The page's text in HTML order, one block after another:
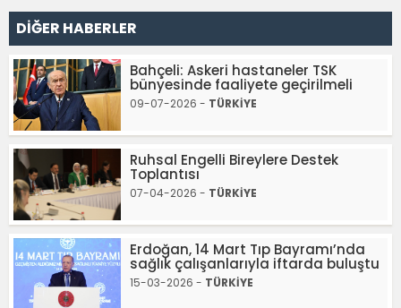
DİĞER HABERLER
Bahçeli: Askeri hastaneler TSK
bünyesinde faaliyete geçirilmeli
09-07-2026 - TÜRKİYE
Ruhsal Engelli Bireylere Destek
Toplantısı
07-04-2026 - TÜRKİYE
Erdoğan, 14 Mart Tıp Bayramı’nda
sağlık çalışanlarıyla iftarda buluştu
15-03-2026 - TÜRKİYE